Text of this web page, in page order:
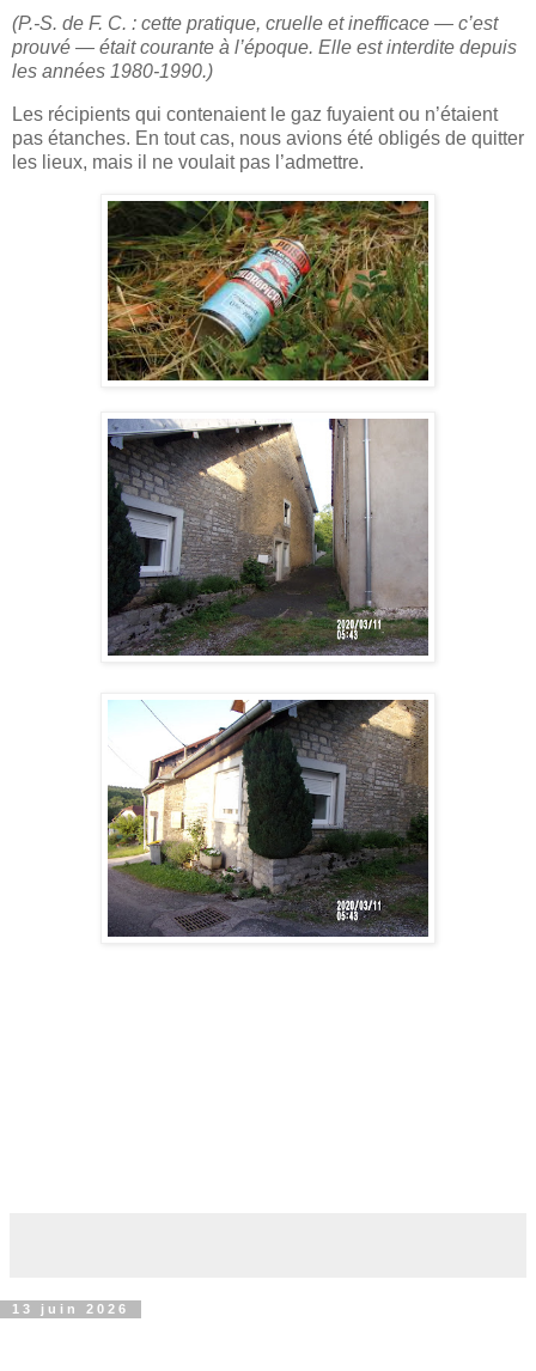
(P.-S. de F. C. : cette pratique, cruelle et inefficace — c’est
prouvé — était courante à l’époque. Elle est interdite depuis
les années 1980-1990.)
Les récipients qui contenaient le gaz fuyaient ou n’étaient
pas étanches. En tout cas, nous avions été obligés de quitter
les lieux, mais il ne voulait pas l’admettre.
13 juin 2026